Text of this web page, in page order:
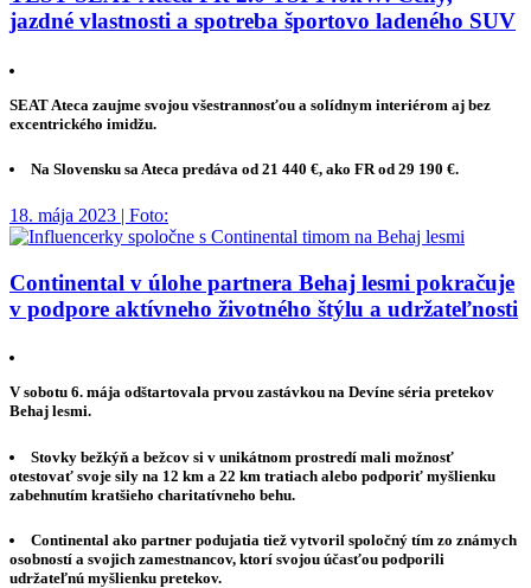
jazdné vlastnosti a spotreba športovo ladeného SUV
SEAT Ateca zaujme svojou všestrannosťou a solídnym interiérom aj bez
excentrického imidžu.
Na Slovensku sa Ateca predáva od 21 440 €, ako FR od 29 190 €.
18. mája 2023 | Foto:
Continental v úlohe partnera Behaj lesmi pokračuje
v podpore aktívneho životného štýlu a udržateľnosti
V sobotu 6. mája odštartovala prvou zastávkou na Devíne séria pretekov
Behaj lesmi.
Stovky bežkýň a bežcov si v unikátnom prostredí mali možnosť
otestovať svoje sily na 12 km a 22 km tratiach alebo podporiť myšlienku
zabehnutím kratšieho charitatívneho behu.
Continental ako partner podujatia tiež vytvoril spoločný tím zo známych
osobností a svojich zamestnancov, ktorí svojou účasťou podporili
udržateľnú myšlienku pretekov.